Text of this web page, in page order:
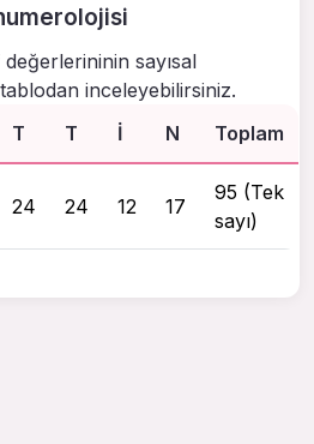
sayısal
tablodan inceleyebilirsiniz.
T T I N Toplam
24 24 12 17
95 (Tek
sayı)